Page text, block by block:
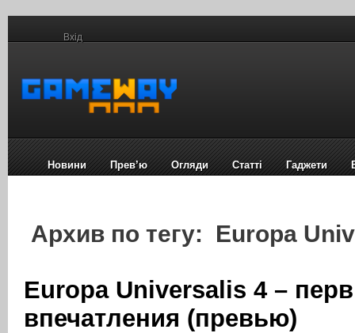
Вхід
Новини Прев’ю Огляди Статті Гаджети
Архив по тегу: Europa
Europa Universalis 4 –
впечатления (превью)